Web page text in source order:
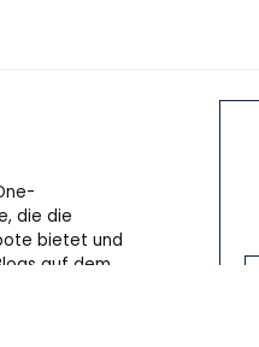
die die
bietet und
auf dem